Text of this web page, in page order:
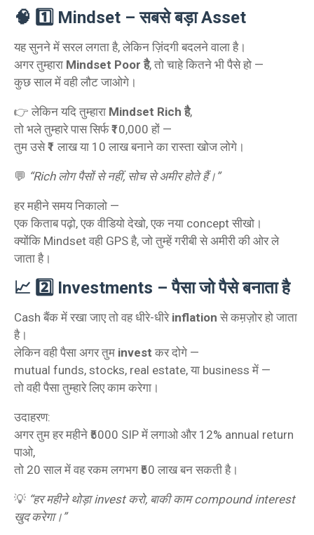
🧠 1️⃣ Mindset – सबसे बड़ा Asset
यह सुनने में सरल लगता है, लेकिन ज़िंदगी बदलने वाला है।
अगर तुम्हारा Mindset Poor है, तो चाहे कितने भी पैसे हो —
कुछ साल में वही लौट जाओगे।
👉 लेकिन यदि तुम्हारा Mindset Rich है,
तो भले तुम्हारे पास सिर्फ ₹10,000 हों —
तुम उसे ₹1 लाख या 10 लाख बनाने का रास्ता खोज लोगे।
💬 “Rich लोग पैसों से नहीं, सोच से अमीर होते हैं।”
हर महीने समय निकालो —
एक किताब पढ़ो, एक वीडियो देखो, एक नया concept सीखो।
क्योंकि Mindset वही GPS है, जो तुम्हें गरीबी से अमीरी की ओर ले
जाता है।
📈 2️⃣ Investments – पैसा जो पैसे बनाता है
Cash बैंक में रखा जाए तो वह धीरे-धीरे inflation से कम़ज़ोर हो जाता
है।
लेकिन वही पैसा अगर तुम invest कर दोगे —
mutual funds, stocks, real estate, या business में —
तो वही पैसा तुम्हारे लिए काम करेगा।
उदाहरण:
अगर तुम हर महीने ₹5000 SIP में लगाओ और 12% annual return
पाओ,
तो 20 साल में वह रकम लगभग ₹50 लाख बन सकती है।
💡 “हर महीने थोड़ा invest करो, बाकी काम compound interest
खुद करेगा।”